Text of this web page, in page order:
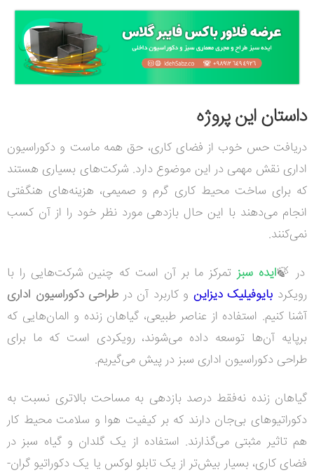
داستان این پروژه
دریافت حس خوب از فضای کاری، حق همه ماست و دکوراسیون
اداری نقش مهمی در این موضوع دارد. شرکت‌های بسیاری هستند
که برای ساخت محیط کاری گرم و صمیمی، هزینه‌های هنگفتی
انجام می‌دهند با این حال بازدهی مورد نظر خود را از آن کسب
نمی‌کنند.
در 🍃ایده سبزتمرکز ما بر آن است که چنین شرکت‌هایی را با
رویکرد بایوفیلیک دیزاین و کاربرد آن در طراحی دکوراسیون اداری
آشنا کنیم. استفاده از عناصر طبیعی، گیاهان زنده و المان‌هایی که
برپایه آن‌ها توسعه داده می‌شوند، رویکردی است که ما برای
طراحی دکوراسیون اداری سبز در پیش می‌گیریم.
گیاهان زنده نه‌فقط درصد بازدهی به مساحت بالاتری نسبت به
دکوراتیوهای بی‌جان دارند که بر کیفیت هوا و سلامت محیط کار
هم تاثیر مثبتی می‌گذارند. استفاده از یک گلدان و گیاه سبز در
فضای کاری، بسیار بیش‌تر از یک تابلو لوکس یا یک دکوراتیو گران-